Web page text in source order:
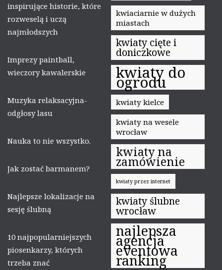
inspirujące historie, które
rozweselą i uczą
najmłodszych
Imprezy paintball,
wieczory kawalerskie
Muzyka relaksacyjna-
odgłosy lasu
Nauka to nie wszystko.
Jak zostać barmanem?
Najlepsze lokalizacje na
sesję ślubną
10 najpopularniejszych
piosenkarzy, których
trzeba znać
kwiaciarnie w dużych
miastach
kwiaty cięte i
doniczkowe
kwiaty do
ogrodu
kwiaty kielce
kwiaty na wesele
wrocław
kwiaty na
zamówienie
kwiaty przez internet
kwiaty ślubne
wrocław
najlepsza
agencja
eventowa
ranking